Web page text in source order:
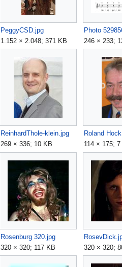
PeggyCSD.jpg
1.152 × 2.048; 371 KB
246 × 233;
ReinhardThole-klein.jpg
269 × 336; 10 KB
Roland
114 × 175;
Rosenburg 320.jpg
320 × 320; 117 KB
320 × 320;